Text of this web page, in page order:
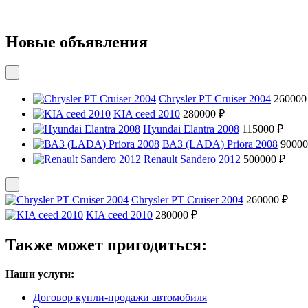
Новые объявления
Chrysler PT Cruiser 2004
KIA ceed 2010 280000 ₽
Hyundai Elantra 2008 115000 ₽
ВАЗ (LADA) Priora 2008
Renault Sandero 2012 500000 ₽
Chrysler PT Cruiser 2004 260000 ₽
KIA ceed 2010 280000 ₽
Также может пригодиться:
Наши услуги:
Договор купли-продажи автомобиля